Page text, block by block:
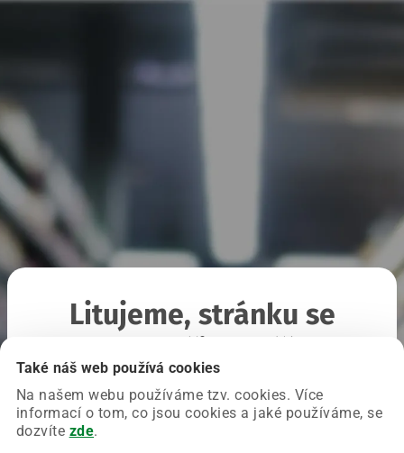
Také náš web používá cookies
Na našem webu používáme tzv. cookies. Více
informací o tom, co jsou cookies a jaké používáme, se
dozvíte zde.
Litujeme, stránku se
Chyba nastala na naší straně a už ji opravujeme.
Zkuste prosím znovu načíst požadovanou stránku.